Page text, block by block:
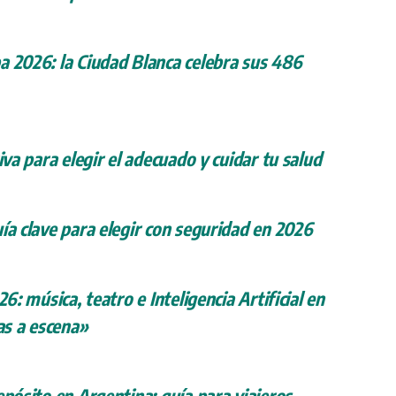
2026: la Ciudad Blanca celebra sus 486
para elegir el adecuado y cuidar tu salud
clave para elegir con seguridad en 2026
música, teatro e Inteligencia Artificial en
a escena»